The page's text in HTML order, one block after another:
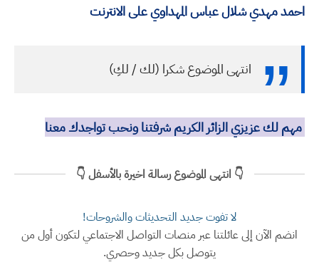
احمد مهدي شلال عباس المهداوي على الانترنت
انتهى الموضوع شكرا (لك / لكِ)
مهم لك عزيزي الزائر الكريم شرفتنا ونحب تواجدك معنا
👇 انتهى الموضوع رسالة اخيرة بالأسفل 👇
لا تفوت جديد التحديثات والشروحات!
انضم الآن إلى عائلتنا عبر منصات التواصل الاجتماعي لتكون أول من
يتوصل بكل جديد وحصري.